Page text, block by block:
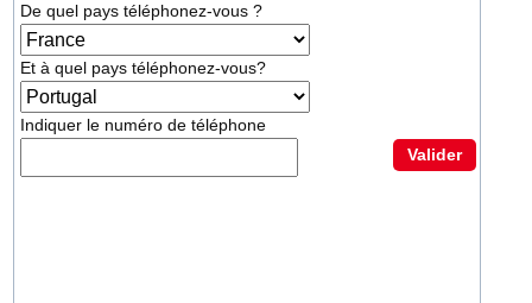
De quel pays téléphonez-vous ?
Et à quel pays téléphonez-vous?
Indiquer le numéro de téléphone
Valider